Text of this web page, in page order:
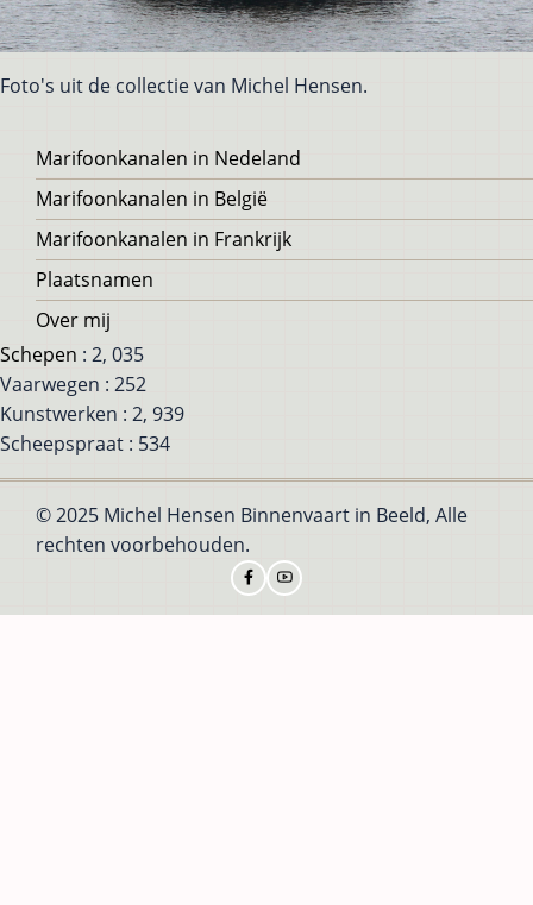
Foto's uit de collectie van Michel Hensen.
Voet
Marifoonkanalen in Nedeland
Marifoonkanalen in België
Marifoonkanalen in Frankrijk
Plaatsnamen
Over mij
Schepen : 2, 035
Vaarwegen : 252
Kunstwerken : 2, 939
Scheepspraat : 534
© 2025 Michel Hensen Binnenvaart in Beeld, Alle
rechten voorbehouden.